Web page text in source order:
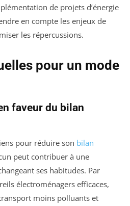
de projets d’énergie
en compte les enjeux de
les répercussions.
pour un mode
faveur du bilan
pour réduire son bilan
peut contribuer à une
ses habitudes. Par
électroménagers efficaces,
moins polluants et